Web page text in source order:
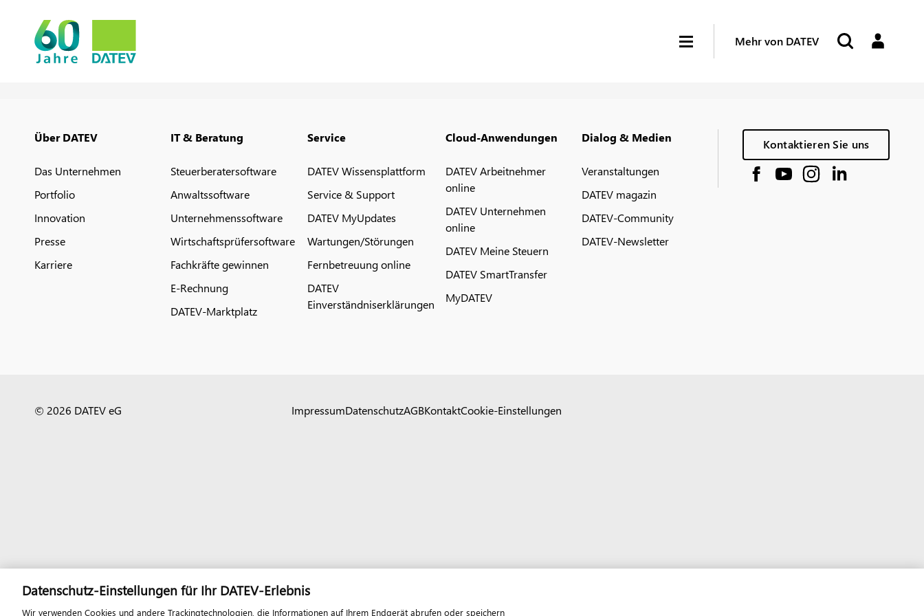
Mehr von DATEV
Über DATEV
Das Unternehmen
Portfolio
Innovation
Presse
Karriere
IT & Beratung
Steuerberatersoftware
Anwaltssoftware
Unternehmenssoftware
Wirtschaftsprüfersoftware
Fachkräfte gewinnen
E-Rechnung
DATEV-Marktplatz
Service
DATEV Wissensplattform
Service & Support
DATEV MyUpdates
Wartungen/Störungen
Fernbetreuung online
DATEV
Einverständniserklärungen
Cloud-Anwendungen
DATEV Arbeitnehmer
online
DATEV Unternehmen
online
DATEV Meine Steuern
DATEV SmartTransfer
MyDATEV
Dialog & Medien
Veranstaltungen
DATEV magazin
DATEV-Community
DATEV-Newsletter
Kontaktieren Sie uns
© 2026 DATEV eG ImpressumDatenschutzAGBKontaktCookie-Einstellungen
Datenschutz-Einstellungen für Ihr DATEV-Erlebnis
Wir verwenden Cookies und andere Trackingtechnologien, die Informationen auf Ihrem Endgerät abrufen oder speichern